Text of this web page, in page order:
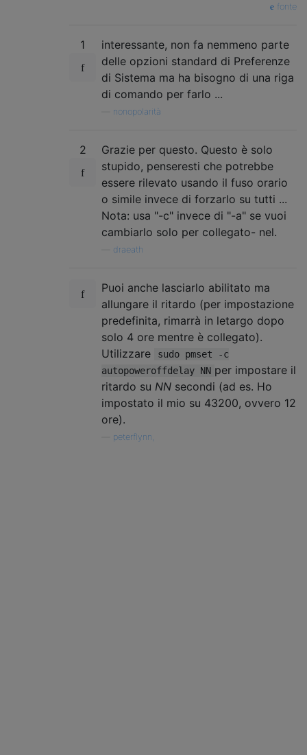
fonte
1
interessante, non fa nemmeno parte
delle opzioni standard di Preferenze
di Sistema ma ha bisogno di una riga
di comando per farlo ...
nonopolarità
2
Grazie per questo. Questo è solo
stupido, penseresti che potrebbe
essere rilevato usando il fuso orario
o simile invece di forzarlo su tutti ...
Nota: usa "-c" invece di "-a" se vuoi
cambiarlo solo per collegato- nel.
draeath
Puoi anche lasciarlo abilitato ma
allungare il ritardo (per impostazione
predefinita, rimarrà in letargo dopo
solo 4 ore mentre è collegato).
Utilizzare
sudo pmset -c
autopoweroffdelay NN per impostare il
ritardo su NN secondi (ad es. Ho
impostato il mio su 43200, ovvero 12
ore).
peterflynn,